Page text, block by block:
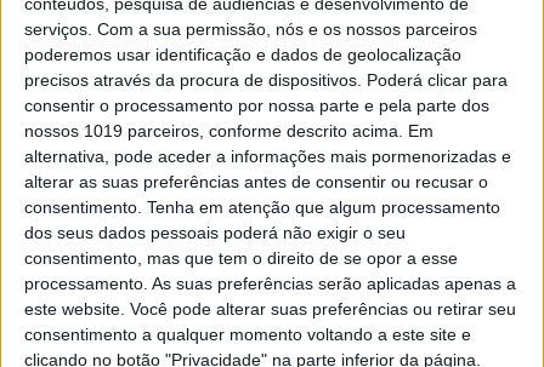
conteúdos, pesquisa de audiências e desenvolvimento de
serviços. Com a sua permissão, nós e os nossos parceiros
poderemos usar identificação e dados de geolocalização
precisos através da procura de dispositivos. Poderá clicar para
consentir o processamento por nossa parte e pela parte dos
nossos 1019 parceiros, conforme descrito acima. Em
alternativa, pode aceder a informações mais pormenorizadas e
alterar as suas preferências antes de consentir ou recusar o
consentimento. Tenha em atenção que algum processamento
dos seus dados pessoais poderá não exigir o seu
consentimento, mas que tem o direito de se opor a esse
processamento. As suas preferências serão aplicadas apenas a
este website. Você pode alterar suas preferências ou retirar seu
consentimento a qualquer momento voltando a este site e
clicando no botão "Privacidade" na parte inferior da página.
corrida final
Brian Deegansaiu-se melhor nos duelos mas
na Final foi Jeremy McGrath que não deu
hipótese à concorrênciaapesar da forte
oposição deChad Reed até ao cair da
bandeira de xadrez.
Continuar a ler
Brian Deegan
Chad Reed
Jeremy McGrath
Justin Brayton